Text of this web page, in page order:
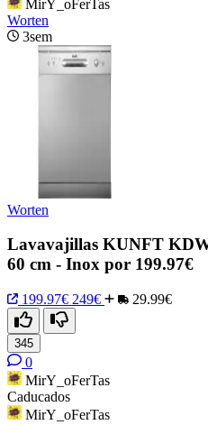
MirY_oFerTas
Worten
3sem
Worten
Lavavajillas KUNFT
60 cm - Inox por 199.97€
199.97€ 249€ 29.99€
345
0
MirY_oFerTas
Caducados
MirY_oFerTas